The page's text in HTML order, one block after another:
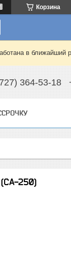
Корзина
в ближайший
364-53-18
250)